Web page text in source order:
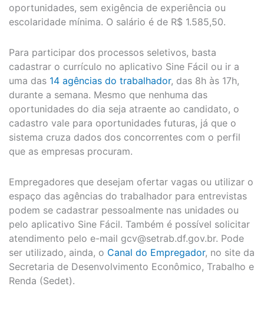
oportunidades, sem exigência de experiência ou
escolaridade mínima. O salário é de R$ 1.585,50.
Para participar dos processos seletivos, basta
cadastrar o currículo no aplicativo Sine Fácil ou ir a
uma das 14 agências do trabalhador, das 8h às 17h,
durante a semana. Mesmo que nenhuma das
oportunidades do dia seja atraente ao candidato, o
cadastro vale para oportunidades futuras, já que o
sistema cruza dados dos concorrentes com o perfil
que as empresas procuram.
Empregadores que desejam ofertar vagas ou utilizar o
espaço das agências do trabalhador para entrevistas
podem se cadastrar pessoalmente nas unidades ou
pelo aplicativo Sine Fácil. Também é possível solicitar
atendimento pelo e-mail gcv@setrab.df.gov.br. Pode
ser utilizado, ainda, o Canal do Empregador, no site da
Secretaria de Desenvolvimento Econômico, Trabalho e
Renda (Sedet).